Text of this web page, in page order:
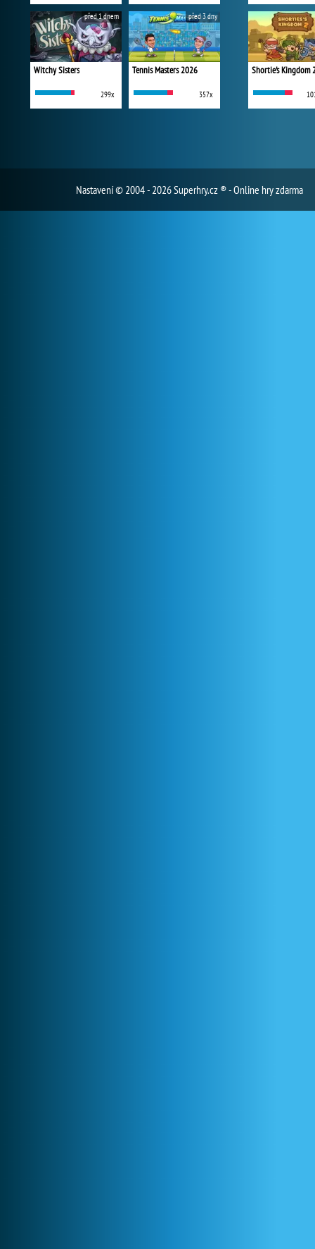
Witchy Sisters
299x
před 1 dnem
Tennis Masters 2026
357x
před 3 dny
Shortie's Kingdom
Nastavení© 2004 - 2026 Superhry.cz ® - Online hry zdarma